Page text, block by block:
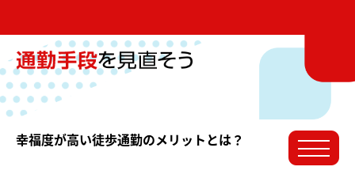
幸福度が高い徒歩通勤のメリットとは？